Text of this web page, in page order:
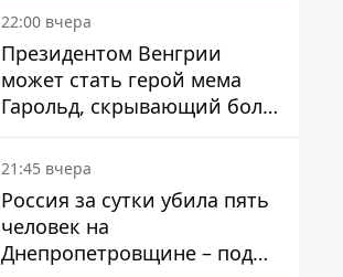
22:00 вчера
Президентом Венгрии
может стать герой мема
Гарольд, скрывающий боль
– он возглавил народное
голосование
21:45 вчера
Россия за сутки убила пять
человек на
Днепропетровщине – под